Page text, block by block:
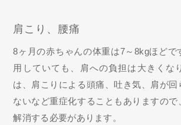
肩こり、腰痛
8ヶ月の赤ちゃんの体重は7～8kgほどで
用していても、肩への負担は大きくな
は、肩こりによる頭痛、吐き気、肩が回
ないなど重症化することもありますので
解消する必要があります。